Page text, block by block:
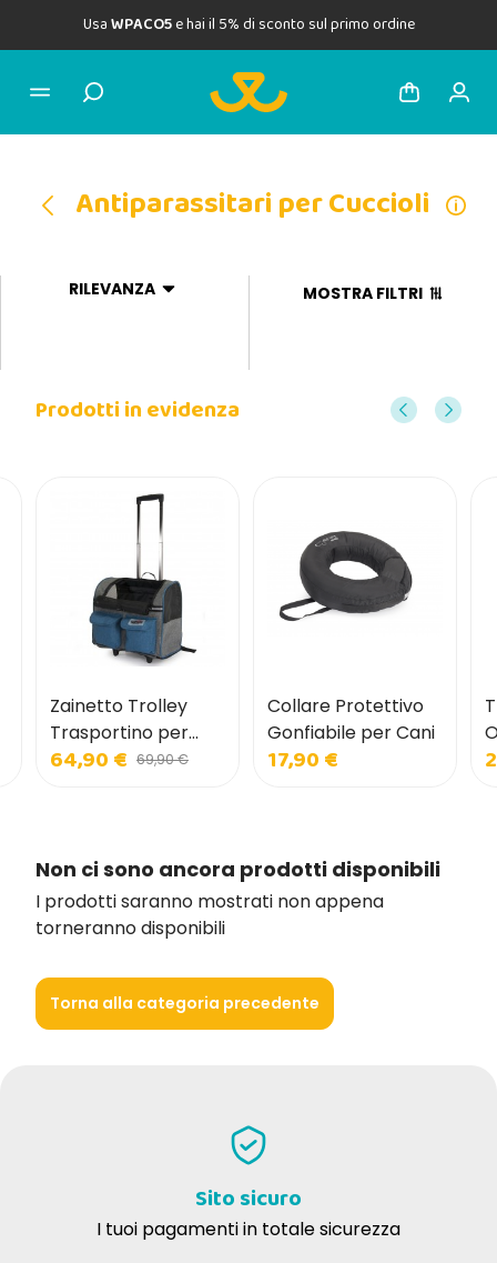
UsaWPACO5e hai il 5% di sconto sul primo ordine
Antiparassitari per Cuccioli
RILEVANZA MOSTRA FILTRI
Prodotti in evidenza
Zainetto Trolley
Trasportino per
Cani e Gatti con
64,90 € 69,90 €
Collare Protettivo
Gonfiabile per Cani
17,90 €
Non ci sono ancora prodotti disponibili
I prodotti saranno mostrati non appena
torneranno disponibili
Torna alla categoria precedente
Sito sicuro
I tuoi pagamenti in totale sicurezza